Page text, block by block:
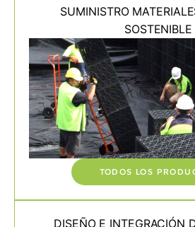
SUMINISTRO
SOSTENIBLE
TODOS LOS
DISEÑO E INTEGRACIÓN